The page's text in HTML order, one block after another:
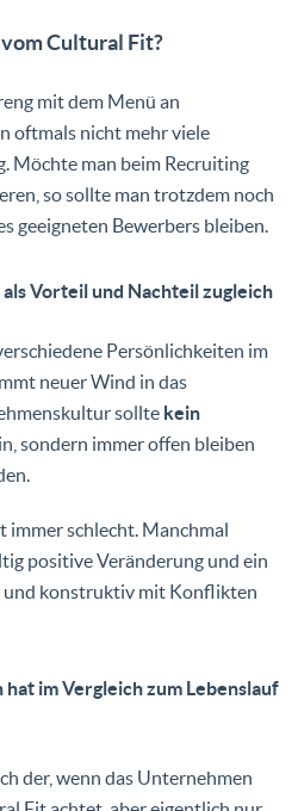
Cultural Fit?
mit dem Menü an
oftmals nicht mehr viele
Möchte man beim Recruiting
so sollte man trotzdem noch
geeigneten Bewerbers bleiben.
Vorteil und Nachteil zugleich
Persönlichkeiten im
neuer Wind in das
sollte kein
sondern immer offen bleiben
schlecht. Manchmal
positive Veränderung und ein
und konstruktiv mit Konflikten
im Vergleich zum Lebenslauf
der, wenn das Unternehmen